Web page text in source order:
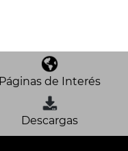
Páginas de Interés
Descargas